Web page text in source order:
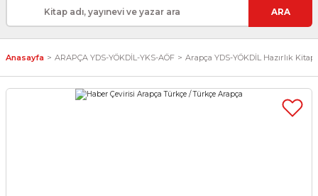
ARA
Anasayfa ARAPÇA YDS-YÖKDİL-YKS-AÖF Arapça YDS-YÖKDİL Hazırlık